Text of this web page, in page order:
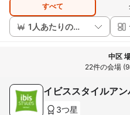
すべて
1人あたりの価格
中区
22件の会場
イビススタイルア
3つ星